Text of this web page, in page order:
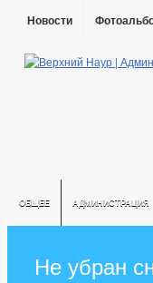
Новости
ОБЩЕЕ АДМИНИСТРАЦИЯ
Не убран